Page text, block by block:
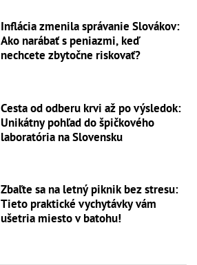
Inflácia zmenila správanie Slovákov:
Ako narábať s peniazmi, keď
nechcete zbytočne riskovať?
Cesta od odberu krvi až po výsledok:
Unikátny pohľad do špičkového
laboratória na Slovensku
Zbaľte sa na letný piknik bez stresu:
Tieto praktické vychytávky vám
ušetria miesto v batohu!